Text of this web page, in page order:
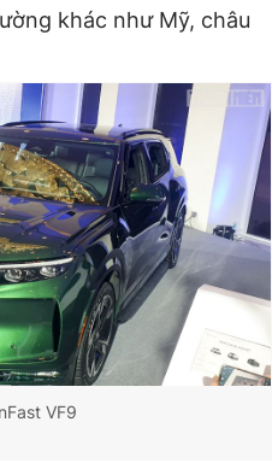
khác như Mỹ, châu
VF9